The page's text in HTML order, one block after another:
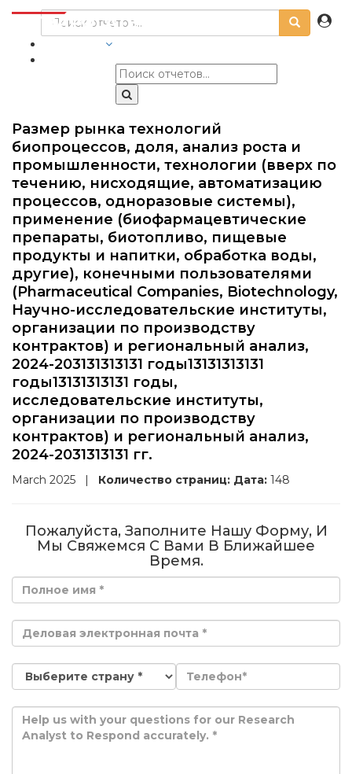
Размер рынка технологий
биопроцессов, доля, анализ роста и
промышленности, технологии (вверх по
течению, нисходящие, автоматизацию
процессов, одноразовые системы),
применение (биофармацевтические
препараты, биотопливо, пищевые
продукты и напитки, обработка воды,
другие), конечными пользователями
(Pharmaceutical Companies, Biotechnology,
Научно-исследовательские институты,
организации по производству
контрактов) и региональный анализ,
2024-203131313131 годы13131313131
годы13131313131 годы,
исследовательские институты,
организации по производству
контрактов) и региональный анализ,
2024-2031313131 гг.
March 2025 | Количество страниц: Дата: 148
Пожалуйста, Заполните Нашу Форму, И
Мы Свяжемся С Вами В Ближайшее
Время.